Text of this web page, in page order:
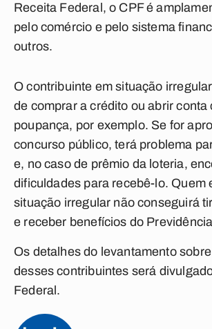
Receita Federal, o CPF é
pelo comércio e pelo sistema
outros.
O contribuinte em situação
de comprar a crédito ou abrir conta
poupança, por exemplo. Se for
concurso público, terá problema
e, no caso de prêmio da loteria,
dificuldades para recebê-lo. Quem
situação irregular não conseguirá
e receber benefícios do
Os detalhes do levantamento
desses contribuintes será
Federal.